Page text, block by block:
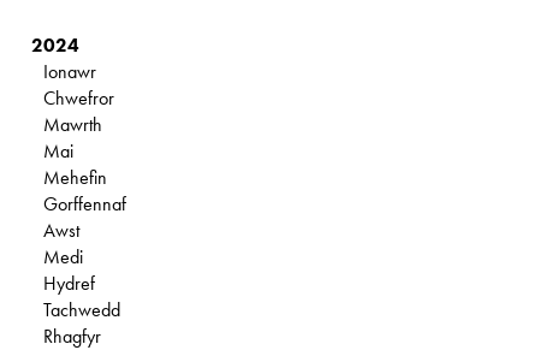
2024
Ionawr
Chwefror
Mawrth
Mai
Mehefin
Gorffennaf
Awst
Medi
Hydref
Tachwedd
Rhagfyr